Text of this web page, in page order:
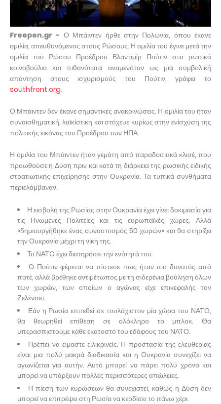
Freepen.gr - Ο Μπάιντεν ήρθε στην Πολωνία, όπου έκανε
ομιλία, απευθυνόμενος στους Ρώσους. Η ομιλία του έγινε μετά την
ομιλία του Ρώσου Προέδρου Βλαντιμίρ Πούτιν στο ρωσικό
κοινοβούλιο και πιθανότατα αναμενόταν ως μια συμβολική
απάντηση στους ισχυρισμούς του Πούτιν, γράφει το
southfront.org.
Ο Μπάιντεν δεν έκανε σημαντικές ανακοινώσεις. Η ομιλία του ήταν
συναισθηματική, λαϊκίστικη και στόχευε κυρίως στην ενίσχυση της
πολιτικής εικόνας του Προέδρου των ΗΠΑ.
Η ομιλία του Μπάιντεν ήταν γεμάτη από παραδοσιακά κλισέ, που
προωθούσε η Δύση πριν και κατά τη διάρκεια της ρωσικής ειδικής
στρατιωτικής επιχείρησης στην Ουκρανία. Τα τυπικά συνθήματα
περιελάμβαναν:
Η εισβολή της Ρωσίας στην Ουκρανία έχει γίνει δοκιμασία για
τις Ηνωμένες Πολιτείες και τις ευρωπαϊκές χώρες. Αλλά
«δημιουργήθηκε ένας συνασπισμός 50 χωρών» και θα στηρίξει
την Ουκρανία μέχρι τη νίκη της.
Το ΝΑΤΟ έχει διατηρήσει την ενότητά του.
Ο Πούτιν φέρεται να πίστευε πως ήταν πιο δυνατός από
ποτέ, αλλά βρέθηκε αντιμέτωπος με τη σιδερένια βούληση όλων
των χωρών, των οποίων ο αγώνας είχε επικεφαλής τον
Ζελένσκι.
Εάν η Ρωσία επιτεθεί σε τουλάχιστον μία χώρα του ΝΑΤΟ,
θα θεωρηθεί επίθεση σε ολόκληρο το μπλοκ. Θα
υπερασπιστούμε κάθε εκατοστό του εδάφους του ΝΑΤΟ.
Πρέπει να είμαστε ειλικρινείς. Η προστασία της ελευθερίας
είναι μια πολύ μακρά διαδικασία και η Ουκρανία συνεχίζει να
αγωνίζεται για αυτήν. Αυτό μπορεί να πάρει πολύ χρόνο και
μπορεί να υπάρξουν πολλές περισσότερες απώλειες.
Η πίεση των κυρώσεων θα συνεχιστεί, καθώς η Δύση δεν
μπορεί να επιτρέψει στη Ρωσία να κερδίσει το πάνω χέρι.